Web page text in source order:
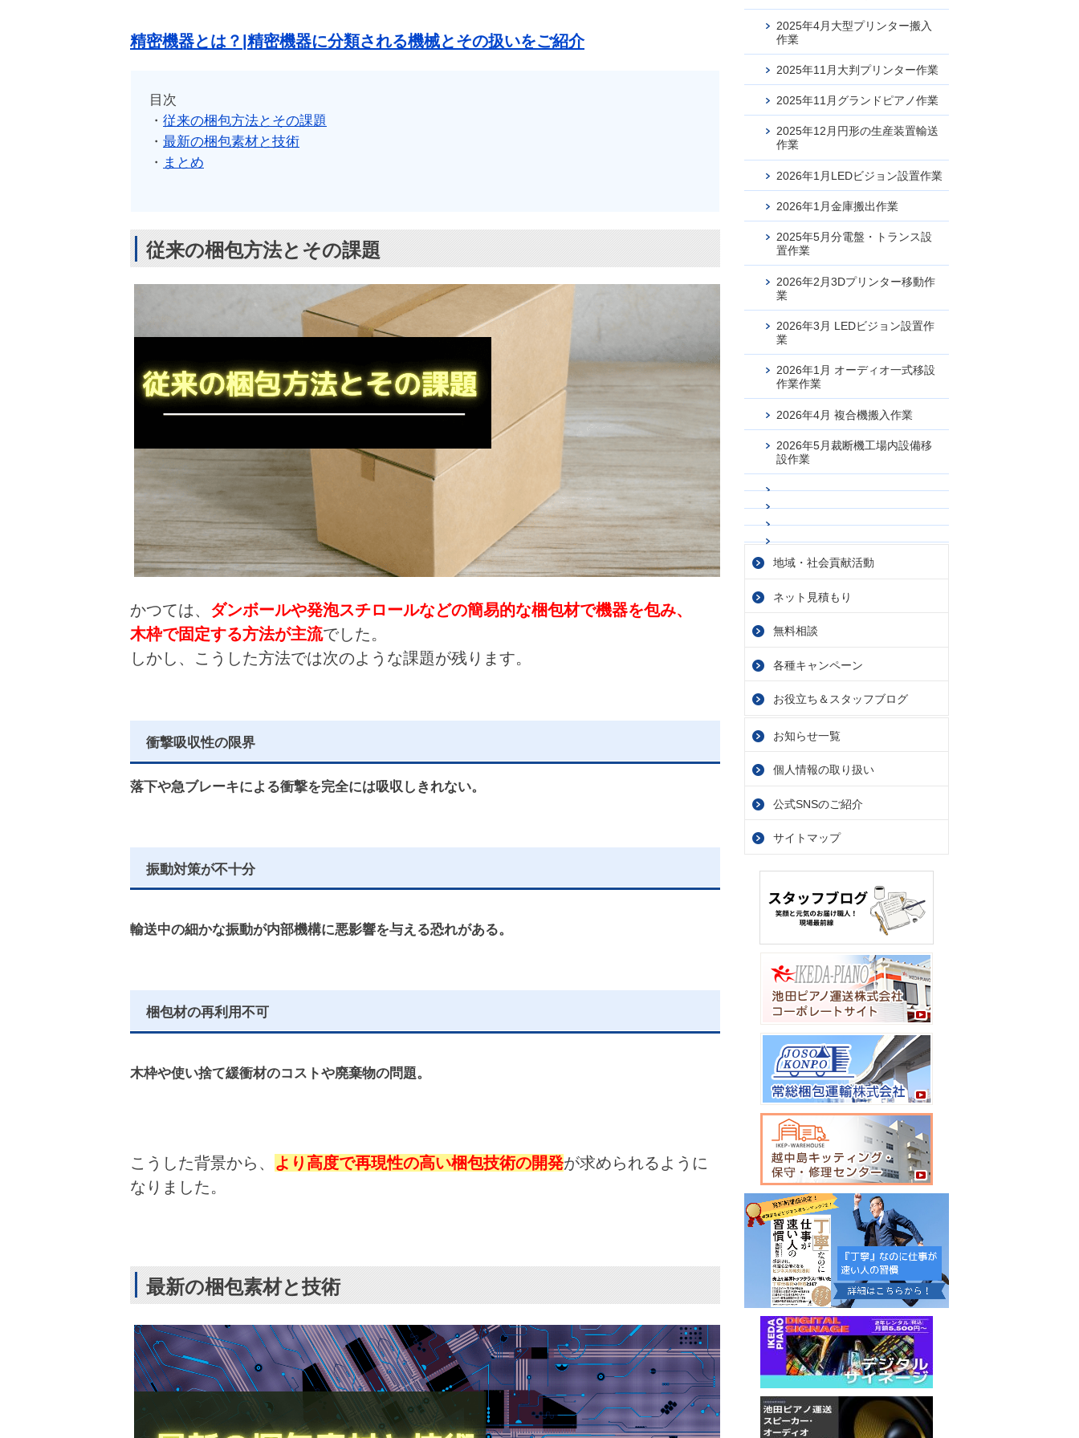
精密機器とは？|精密機器に分類される機械とその扱いをご紹介
目次
・ 従来の梱包方法とその課題
・ 最新の梱包素材と技術
・ まとめ
従来の梱包方法とその課題
かつては、 ダンボールや発泡スチロールなどの簡易的な梱包材で機器を包み、
木枠で固定する方法が主流でした。
しかし、こうした方法では次のような課題が残ります。
衝撃吸収性の限界
落下や急ブレーキによる衝撃を完全には吸収しきれない。
振動対策が不十分
輸送中の細かな振動が内部機構に悪影響を与える恐れがある。
梱包材の再利用不可
木枠や使い捨て緩衝材のコストや廃棄物の問題。
こうした背景から、 より高度で再現性の高い梱包技術の開発が求められるように
なりました。
最新の梱包素材と技術
2025年4月大型プリンター搬入
作業
2025年11月大判プリンター作業
2025年11月グランドピアノ作業
2025年12月円形の生産装置輸送
作業
2026年1月LEDビジョン設置作業
2026年1月金庫搬出作業
2025年5月分電盤・トランス設
置作業
2026年2月3Dプリンター移動作
業
2026年3月 LEDビジョン設置作
業
2026年1月 オーディオ一式移設
作業作業
2026年4月 複合機搬入作業
2026年5月裁断機工場内設備移
設作業
地域・社会貢献活動
ネット見積もり
無料相談
各種キャンペーン
お役立ち＆スタッフブログ
お知らせ一覧
個人情報の取り扱い
公式SNSのご紹介
サイトマップ